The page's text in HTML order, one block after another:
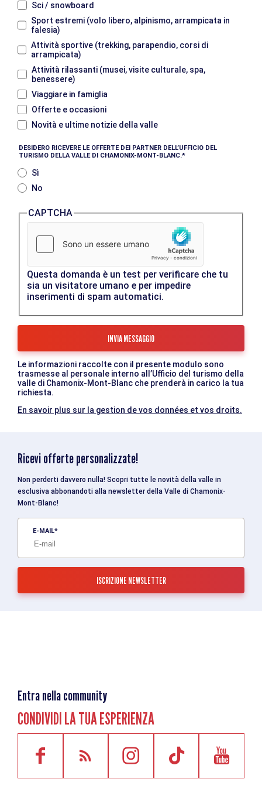
Sci / snowboard
Sport estremi (volo libero, alpinismo, arrampicata in
falesia)
Attività sportive (trekking, parapendio, corsi di
arrampicata)
Attività rilassanti (musei, visite culturale, spa,
benessere)
Viaggiare in famiglia
Offerte e occasioni
Novità e ultime notizie della valle
DESIDERO RICEVERE LE OFFERTE DEI PARTNER DELL’UFFICIO DEL
TURISMO DELLA VALLE DI CHAMONIX-MONT-BLANC.
Sì
No
CAPTCHA
Questa domanda è un test per verificare che tu
sia un visitatore umano e per impedire
inserimenti di spam automatici.
Le informazioni raccolte con il presente modulo sono
trasmesse al personale interno all’Ufficio del turismo della
valle di Chamonix-Mont-Blanc che prenderà in carico la tua
richiesta.
En savoir plus sur la gestion de vos données et vos droits.
Ricevi offerte personalizzate!
Non perderti davvero nulla! Scopri tutte le novità della valle in
esclusiva abbonandoti alla newsletter della Valle di Chamonix-
Mont-Blanc!
E-MAIL
Entra nella community
CONDIVIDI LA TUA ESPERIENZA